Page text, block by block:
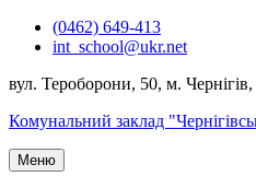
Перейти(0462) 649-413
int_school@ukr.net
вул. Тероборони, 50, м.
Комунальний заклад
Меню